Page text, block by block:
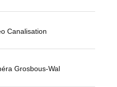
Canalisation
Grosbous-Wal